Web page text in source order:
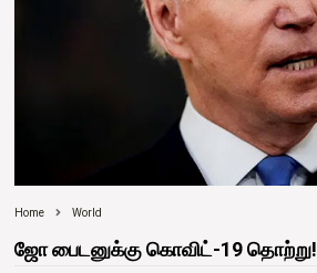
Home World
ஜோ பைடனுக்கு கொவிட்-19 தொற்று!